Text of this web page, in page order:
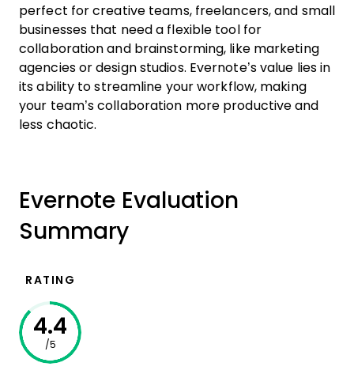
perfect for creative teams, freelancers, and small
businesses that need a flexible tool for
collaboration and brainstorming, like marketing
agencies or design studios. Evernote’s value lies in
its ability to streamline your workflow, making
your team’s collaboration more productive and
less chaotic.
Evernote Evaluation
Summary
RATING
4.4
/5